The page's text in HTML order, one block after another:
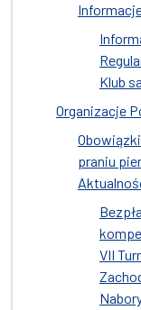
Klub
Organizacje
praniu
VII